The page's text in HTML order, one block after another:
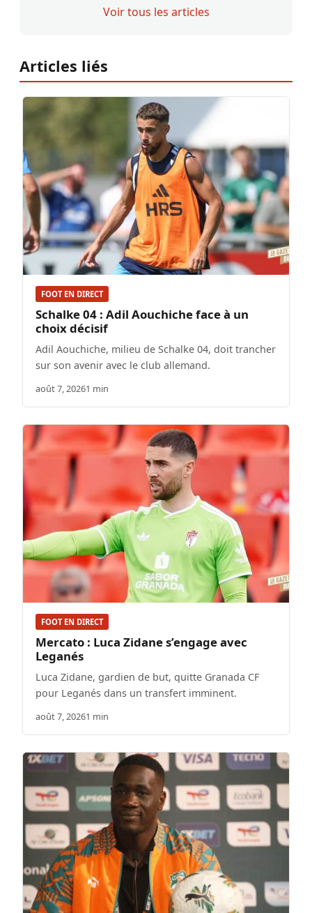
Voir tous les articles
Articles liés
FOOT EN DIRECT
Schalke 04 : Adil Aouchiche face à un
choix décisif
Adil Aouchiche, milieu de Schalke 04, doit trancher
sur son avenir avec le club allemand.
août 7, 20261 min
FOOT EN DIRECT
Mercato : Luca Zidane s’engage avec
Leganés
Luca Zidane, gardien de but, quitte Granada CF
pour Leganés dans un transfert imminent.
août 7, 20261 min